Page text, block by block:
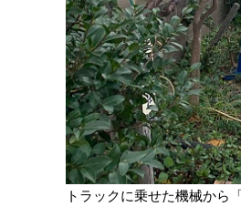
トラックに乗せた機械から